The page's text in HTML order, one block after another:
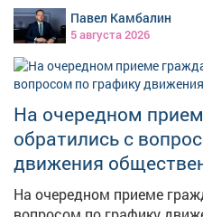
Павел Камбалин
5 августа 2026
На очередном
обратились с
движения
На очередном приеме